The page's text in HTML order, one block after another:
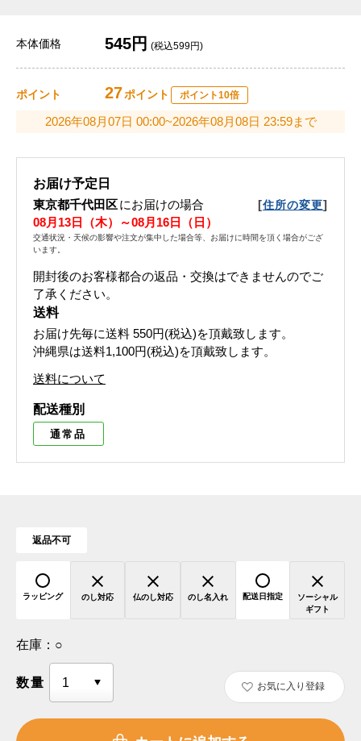
本体価格 545円 (税込599円)
ポイント 27ポイント ポイント10倍
2026年08月07日 00:00~2026年08月08日 23:59まで
お届け予定日
東京都千代田区にお届けの場合 [住所の変更]
08月13日（木）～08月16日（日）
交通状況・天候の影響や注文が集中した場合等、お届けに時間を頂く場合がござ
います。
開封後のお客様都合の返品・交換はできませんのでご
了承ください。
送料
お届け先毎に送料 550円(税込)を頂戴致します。
沖縄県は送料1,100円(税込)を頂戴致します。
送料について
配送種別
通常品
返品不可
ラッピング のし対応 仏のし対応 のし名入れ 配送日指定
ソーシャル
ギフト
在庫： ○
数量 お気に入り登録